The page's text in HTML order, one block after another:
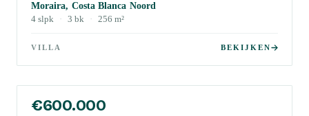
Moraira, Costa Blanca Noord
4 slpk · 3 bk · 256 m²
VILLA BEKIJKEN
€600.000